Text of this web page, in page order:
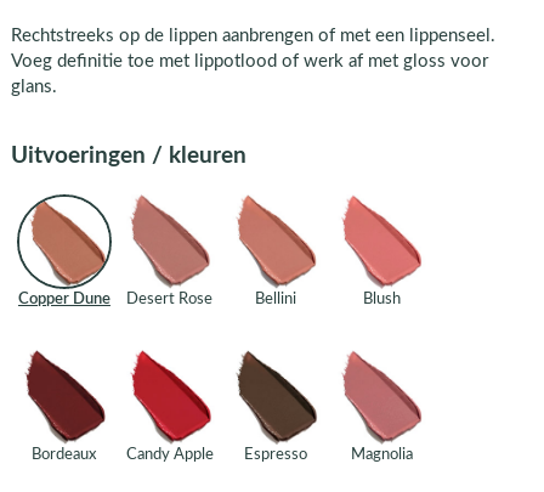
Rechtstreeks op de lippen aanbrengen of met een lippenseel.
Voeg definitie toe met lippotlood of werk af met gloss voor
glans.
Uitvoeringen / kleuren
Copper Dune Desert Rose Bellini Blush
Bordeaux Candy Apple Espresso Magnolia